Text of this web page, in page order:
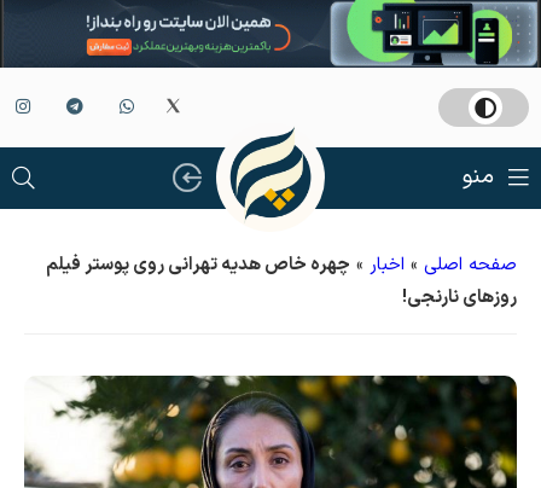
منو
صفحه اصلی » اخبار » چهره خاص هدیه تهرانی روی پوستر فیلم
روزهای نارنجی!